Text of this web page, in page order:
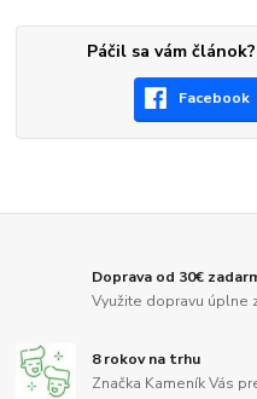
Páčil sa vám
Facebook
Doprava od 30€
Využite dopravu úplne
8 rokov na trhu
Značka Kameník Vás